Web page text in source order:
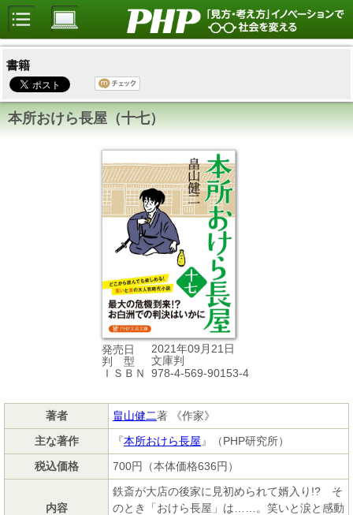
書籍
本所おけら長屋（十七）
発売日
2021年09月21日
判 型
文庫判
ＩＳＢＮ
978-4-569-90153-4
著者 畠山健二著 《作家》
主な著作
『本所おけら長屋 』（PHP研究所）
税込価格
700円（本体価格636円）
内容
鉄斎が大店の後家に見初められて婿入り!? そ
のとき「おけら長屋」は……。笑いと涙と感動